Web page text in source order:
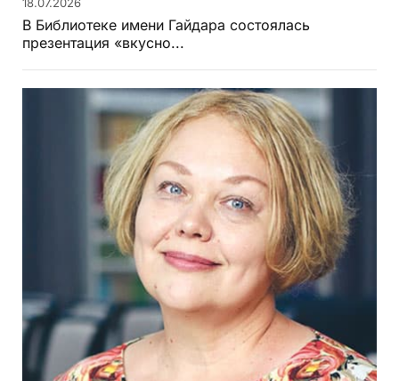
В Библиотеке имени Гайдара состоялась
презентация «вкусно...